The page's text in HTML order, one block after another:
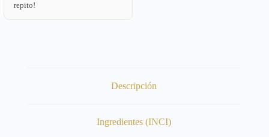
repito!
Descripción
Ingredientes (INCI)